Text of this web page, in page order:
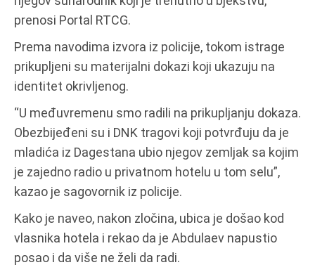
prenosi Portal RTCG.
Prema navodima izvora iz policije, tokom istrage
prikupljeni su materijalni dokazi koji ukazuju na
identitet okrivljenog.
“U međuvremenu smo radili na prikupljanju dokaza.
Obezbijeđeni su i DNK tragovi koji potvrđuju da je
mladića iz Dagestana ubio njegov zemljak sa kojim
je zajedno radio u privatnom hotelu u tom selu”,
kazao je sagovornik iz policije.
Kako je naveo, nakon zločina, ubica je došao kod
vlasnika hotela i rekao da je Abdulaev napustio
posao i da više ne želi da radi.